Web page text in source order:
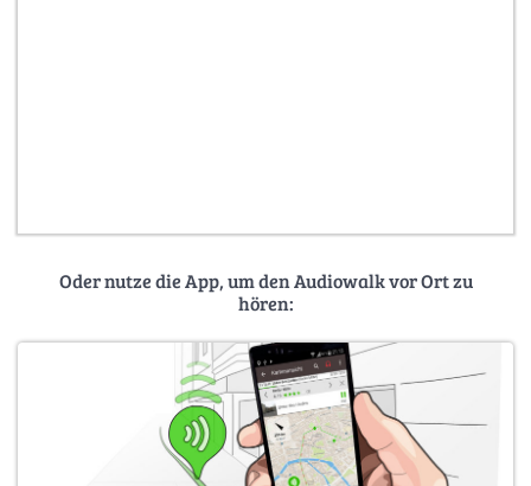
Oder nutze die App, um den Audiowalk vor Ort zu
hören: